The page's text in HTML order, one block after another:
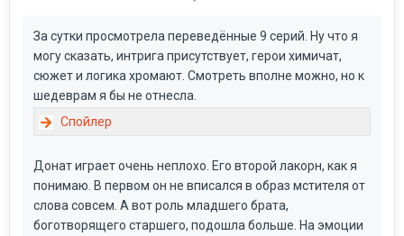
За сутки просмотрела переведённые 9 серий. Ну что я
могу сказать, интрига присутствует, герои химичат,
сюжет и логика хромают. Смотреть вполне можно, но к
шедеврам я бы не отнесла.
Донат играет очень неплохо. Его второй лакорн, как я
понимаю. В первом он не вписался в образ мстителя от
слова совсем. А вот роль младшего брата,
боготворящего старшего, подошла больше. На эмоции